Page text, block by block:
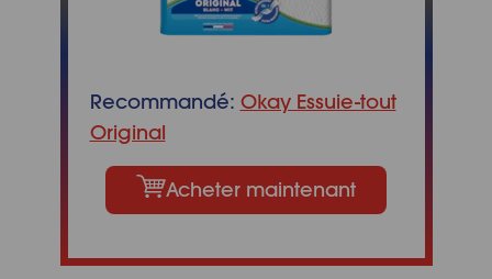
Recommandé: Okay Essuie-tout
Original
Acheter maintenant